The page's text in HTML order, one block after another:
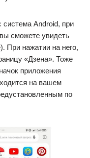
система Android, при
сможете увидеть
При нажатии на него,
«Дзена». Тоже
приложения
на вашем
по